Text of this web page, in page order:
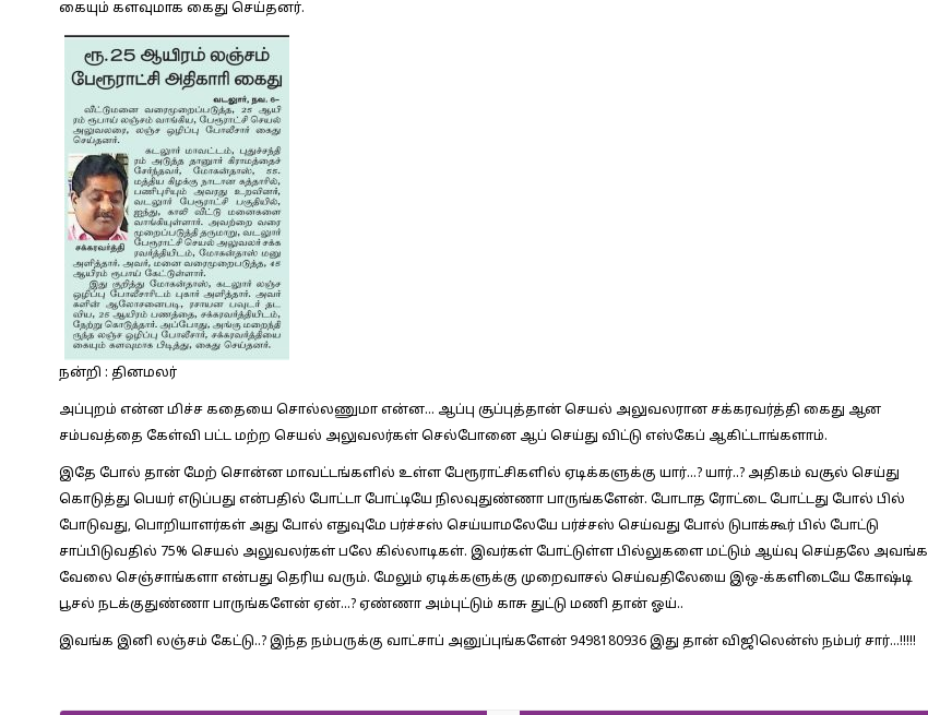
கையும் களவுமாக கைது செய்தனர்.
நன்றி : தினமலர்
அப்புறம் என்ன மிச்ச கதையை சொல்லணுமா என்ன… ஆப்பு சூப்புத்தான் செயல் அலுவலரான சக்கரவர்த்தி கைது ஆன
சம்பவத்தை கேள்வி பட்ட மற்ற செயல் அலுவலர்கள் செல்போனை ஆப் செய்து விட்டு எஸ்கேப் ஆகிட்டாங்களாம்.
இதே போல் தான் மேற் சொன்ன மாவட்டங்களில் உள்ள பேரூராட்சிகளில் ஏடிக்களுக்கு யார்…? யார்..? அதிகம் வசூல் செய்து
கொடுத்து பெயர் எடுப்பது என்பதில் போட்டா போட்டியே நிலவுதுண்ணா பாருங்களேன். போடாத ரோட்டை போட்டது போல் பில்
போடுவது, பொறியாளர்கள் அது போல் எதுவுமே பர்ச்சஸ் செய்யாமலேயே பர்ச்சஸ் செய்வது போல் டுபாக்கூர் பில் போட்டு
சாப்பிடுவதில் 75% செயல் அலுவலர்கள் பலே கில்லாடிகள். இவர்கள் போட்டுள்ள பில்லுகளை மட்டும் ஆய்வு செய்தலே அவங்க
வேலை செஞ்சாங்களா என்பது தெரிய வரும். மேலும் ஏடிக்களுக்கு முறைவாசல் செய்வதிலேயை இஒ-க்களிடையே கோஷ்டி
பூசல் நடக்குதுண்ணா பாருங்களேன் ஏன்…? ஏண்ணா அம்புட்டும் காசு துட்டு மணி தான் ஓய்..
இவங்க இனி லஞ்சம் கேட்டு..? இந்த நம்பருக்கு வாட்சாப் அனுப்புங்களேன் 9498180936 இது தான் விஜிலென்ஸ் நம்பர் சார்…!!!!!